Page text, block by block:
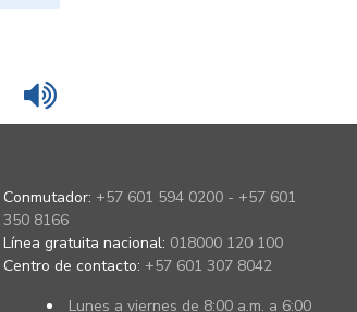
Imprimir
Conmutador: +57 601 594 0200 - +57 601
350 8166
Línea gratuita nacional: 018000 120 100
Centro de contacto: +57 601 307 8042
Lunes a viernes de 8:00 a.m. a 6:00